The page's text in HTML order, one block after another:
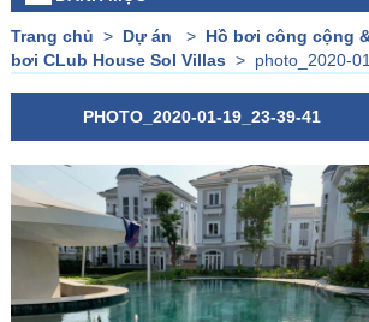
Trang chủ > Dự án > Hồ bơi công cộng
bơi CLub House Sol Villas > photo_2020-
PHOTO_2020-01-19_23-39-41